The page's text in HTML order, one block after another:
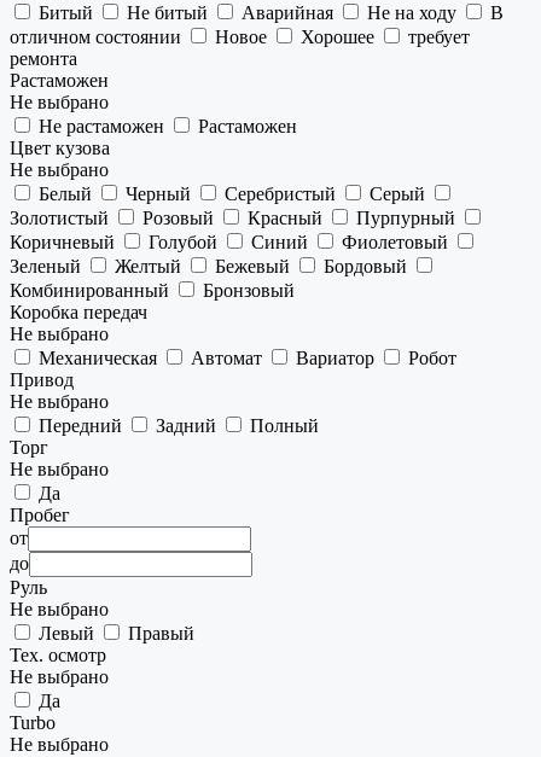
Битый
Не битый Аварийная Не на ходу
В
отличном состоянии
Новое Хорошее
требует
ремонта
Растаможен
Не выбрано
Не растаможен
Растаможен
Цвет кузова
Не выбрано
Белый
Черный Серебристый
Серый
Золотистый
Розовый Красный
Пурпурный
Коричневый
Голубой Синий
Фиолетовый
Зеленый
Желтый Бежевый
Бордовый
Комбинированный
Бронзовый
Коробка передач
Не выбрано
Механическая
Автомат Вариатор
Робот
Привод
Не выбрано
Передний
Задний
Полный
Торг
Не выбрано
Да
Пробег
от
до
Руль
Не выбрано
Левый
Правый
Тех. осмотр
Не выбрано
Да
Turbo
Не выбрано